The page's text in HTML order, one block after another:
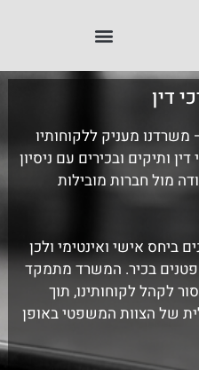
דין
משרדנו מעניק ללקוחותיו
ותיקים ובכירים עם ניסיון
מול חברות מובילות
ביחס אישי ואינטימי ולכן
בכיר. המשרד מתמקד
לקהל לקוחותינו, תוך
של הצוות המשפטי באופן